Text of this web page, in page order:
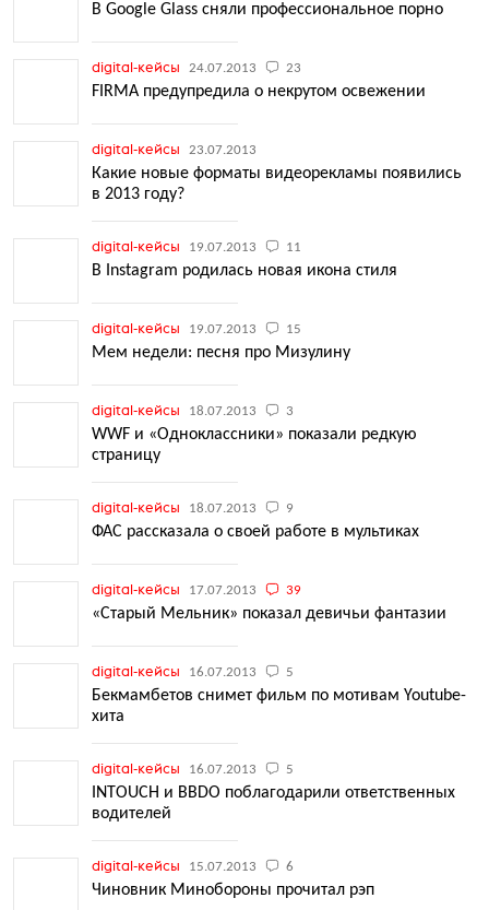
В Google Glass сняли профессиональное порно
digital-кейсы 24.07.2013 23
FIRMA предупредила о некрутом освежении
digital-кейсы 23.07.2013
Какие новые форматы видеорекламы появились
в 2013 году?
digital-кейсы 19.07.2013 11
В Instagram родилась новая икона стиля
digital-кейсы 19.07.2013 15
Мем недели: песня про Мизулину
digital-кейсы 18.07.2013 3
WWF и «Одноклассники» показали редкую
страницу
digital-кейсы 18.07.2013 9
ФАС рассказала о своей работе в мультиках
digital-кейсы 17.07.2013 39
«Старый Мельник» показал девичьи фантазии
digital-кейсы 16.07.2013 5
Бекмамбетов снимет фильм по мотивам Youtube-
хита
digital-кейсы 16.07.2013 5
INTOUCH и BBDO поблагодарили ответственных
водителей
digital-кейсы 15.07.2013 6
Чиновник Минобороны прочитал рэп